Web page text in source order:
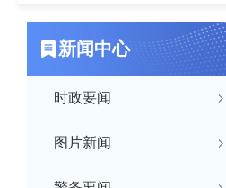
新闻中心
时政要闻
图片新闻